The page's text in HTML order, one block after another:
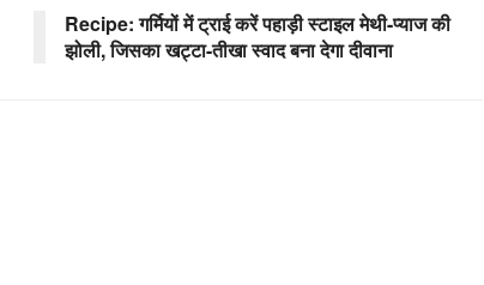
Recipe: गर्मियों में ट्राई करें पहाड़ी स्टाइल मेथी-प्याज की
झोली, जिसका खट्टा-तीखा स्वाद बना देगा दीवाना